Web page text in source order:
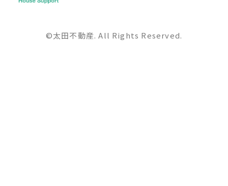
©太田不動産. All Rights Reserved.